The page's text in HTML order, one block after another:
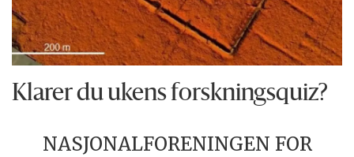
Klarer du ukens forskningsquiz?
NASJONALFORENINGEN FOR